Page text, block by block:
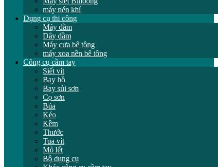
máy nén khí
Dụng cụ thi công
Máy đầm
Dây dầm
Máy cưa bê tông
máy xoa nền bê tông
Công cụ cầm tay
Siết vít
Bay hồ
Bay sủi sơn
Cọ sơn
Búa
Kéo
Kềm
Thước
Tua vít
Mỏ lết
Bộ dụng cụ